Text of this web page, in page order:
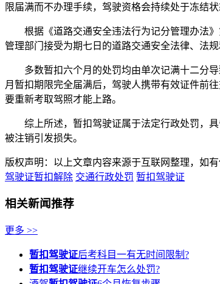
限届满而不办理手续，驾驶资格会持续处于冻结
根据《道路交通安全违法行为记分管理办法》
管理部门接受为期七日的道路交通安全法律、法规
多数暂扣六个月的处罚均由单次记满十二分导
月暂扣期限完全届满后，驾驶人携带有效证件前
要重新考取驾照才能上路。
综上所述，暂扣驾驶证属于法定行政处罚，具
被注销引发损失。
版权声明：以上文章内容来源于互联网整理，如
驾驶证暂扣解除 交通行政处罚 暂扣驾驶证
相关新闻推荐
更多 >>
暂扣驾驶证后考科目一有无时间限制?
暂扣驾驶证继续开车怎么处罚?